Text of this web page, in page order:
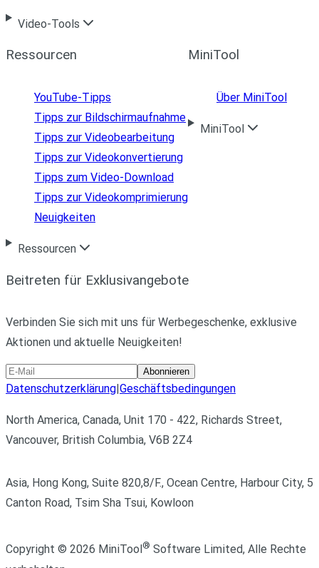
Video-Tools
Ressourcen
YouTube-Tipps
Tipps zur Bildschirmaufnahme
Tipps zur Videobearbeitung
Tipps zur Videokonvertierung
Tipps zum Video-Download
Tipps zur Videokomprimierung
Neuigkeiten
Ressourcen
MiniTool
Über MiniTool
MiniTool
Beitreten für Exklusivangebote
Verbinden Sie sich mit uns für Werbegeschenke, exklusive
Aktionen und aktuelle Neuigkeiten!
Abonnieren
Datenschutzerklärung Geschäftsbedingungen
North America, Canada, Unit 170 - 422, Richards Street,
Vancouver, British Columbia, V6B 2Z4
Asia, Hong Kong, Suite 820,8/F., Ocean Centre, Harbour City, 5
Canton Road, Tsim Sha Tsui, Kowloon
Copyright © 2026 MiniTool ® Software Limited, Alle Rechte